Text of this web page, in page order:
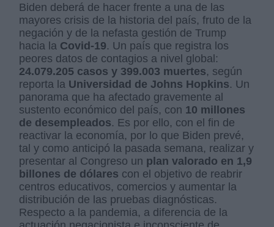
Biden deberá de hacer frente a una de las
mayores crisis de la historia del país, fruto de la
negación y de la nefasta gestión de Trump
hacia la Covid-19. Un país que registra los
peores datos de contagios a nivel global:
24.079.205 casos y 399.003 muertes, según
reporta la Universidad de Johns Hopkins. Un
panorama que ha afectado gravemente al
sustento económico del país, con 10 millones
de desempleados. Es por ello, con el fin de
reactivar la economía, por lo que Biden prevé,
tal y como anticipó la pasada semana, realizar y
presentar al Congreso un plan valorado en 1,9
billones de dólares con el objetivo de reabrir
centros educativos, comercios y aumentar la
distribución de las pruebas diagnósticas.
Respecto a la pandemia, a diferencia de la